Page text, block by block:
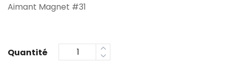
Aimant Magnet #31